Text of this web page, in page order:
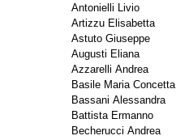
Antonielli Livio
Artizzu Elisabetta
Astuto Giuseppe
Augusti Eliana
Azzarelli Andrea
Basile Maria Concetta
Bassani Alessandra
Battista Ermanno
Becherucci Andrea